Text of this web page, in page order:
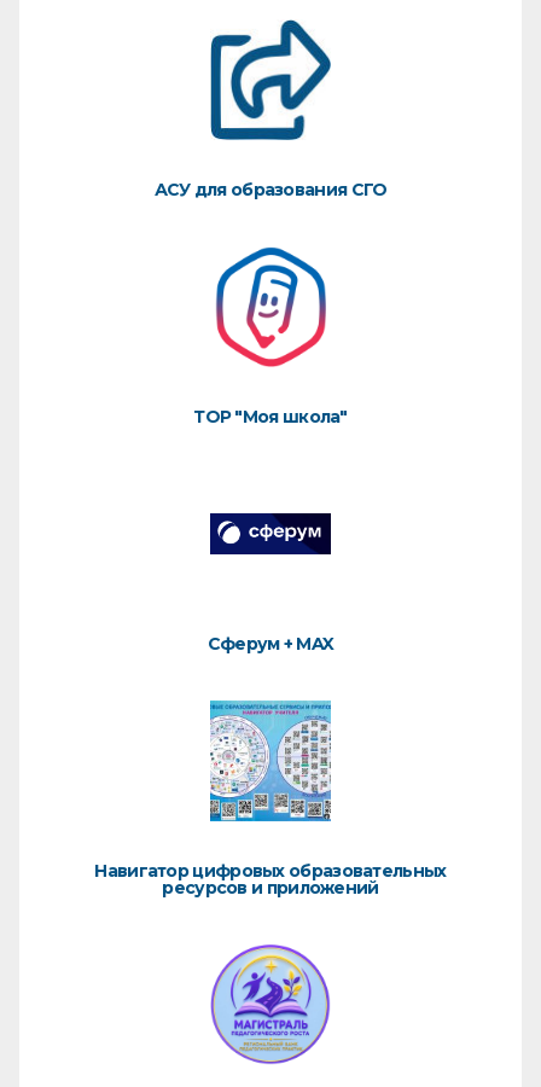
АСУ для образования СГО
ТОР "Моя школа"
Сферум + MAX
Навигатор цифровых образовательных
ресурсов и приложений